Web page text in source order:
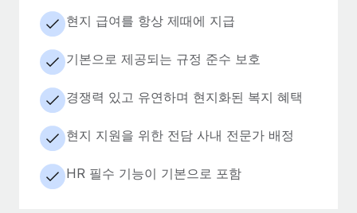
현지 급여를 항상 제때에 지급
기본으로 제공되는 규정 준수 보호
경쟁력 있고 유연하며 현지화된 복지 혜택
현지 지원을 위한 전담 사내 전문가 배정
HR 필수 기능이 기본으로 포함